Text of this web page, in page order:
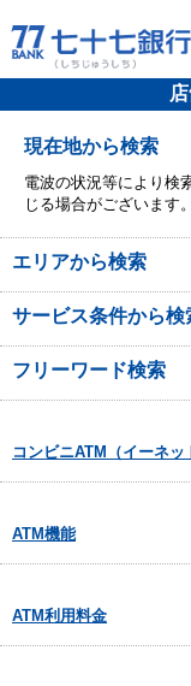
現在地から検索
電波の状況等により検
じる場合がございます。
エリアから検索
サービス条件から検
フリーワード検索
コンビニATM（イーネッ
ATM機能
ATM利用料金